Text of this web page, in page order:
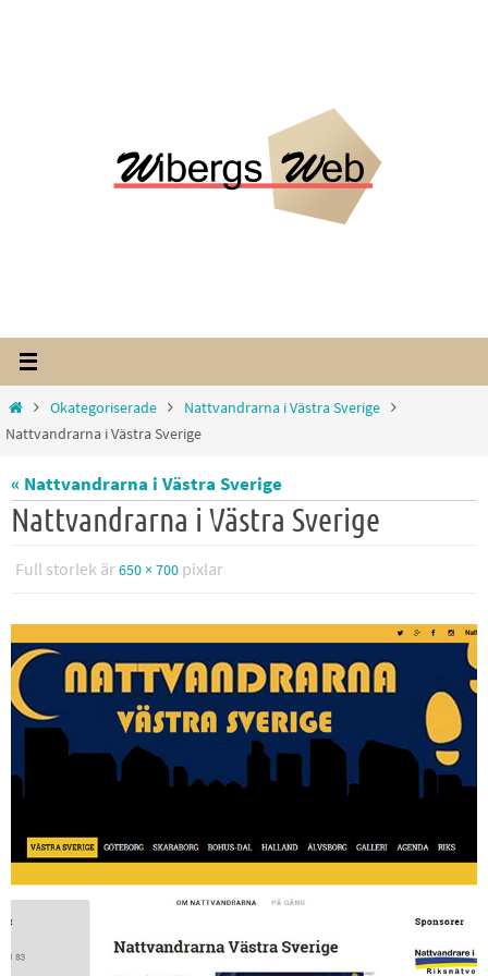
HomeOkategoriserade
Nattvandrarna i Västra Sverige
Nattvandrarna i Västra Sverige
« Nattvandrarna i Västra Sverige
Nattvandrarna i Västra Sverige
Full storlek är650 × 700 pixlar